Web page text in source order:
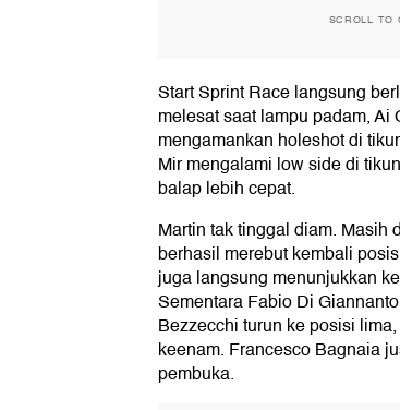
SCROLL TO
Start Sprint Race langsung
melesat saat lampu padam,
mengamankan holeshot di
Mir mengalami low side di
balap lebih cepat.
Martin tak tinggal diam. Masih
berhasil merebut kembali
juga langsung menunjukkan
Sementara Fabio Di
Bezzecchi turun ke posisi
keenam. Francesco Bagnaia
pembuka.